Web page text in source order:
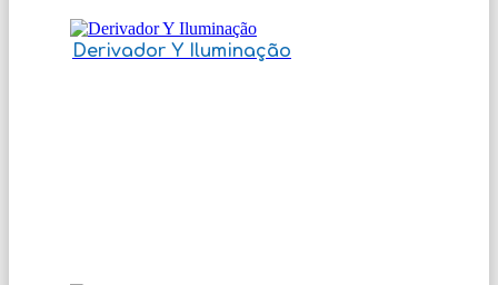
Derivador Y Iluminação